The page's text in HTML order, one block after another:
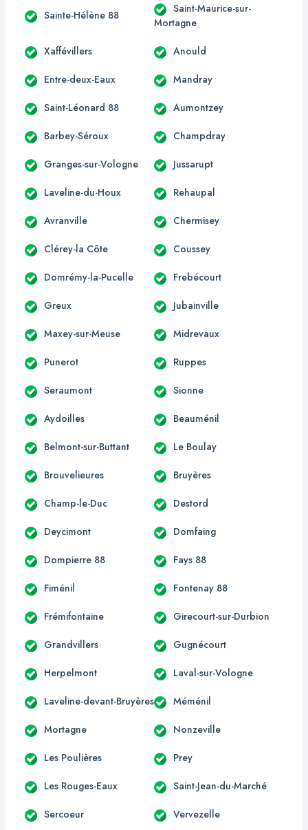
Sainte-Hélène 88
Saint-Maurice-sur-
Mortagne
Xaffévillers Anould
Entre-deux-Eaux Mandray
Saint-Léonard 88 Aumontzey
Barbey-Séroux Champdray
Granges-sur-Vologne Jussarupt
Laveline-du-Houx Rehaupal
Avranville Chermisey
Clérey-la Côte Coussey
Domrémy-la-Pucelle Frebécourt
Greux Jubainville
Maxey-sur-Meuse Midrevaux
Punerot Ruppes
Seraumont Sionne
Aydoilles Beauménil
Belmont-sur-Buttant Le Boulay
Brouvelieures Bruyères
Champ-le-Duc Destord
Deycimont Domfaing
Dompierre 88 Fays 88
Fiménil Fontenay 88
Frémifontaine Girecourt-sur-Durbion
Grandvillers Gugnécourt
Herpelmont Laval-sur-Vologne
Laveline-devant-Bruyères Méménil
Mortagne Nonzeville
Les Poulières Prey
Les Rouges-Eaux Saint-Jean-du-Marché
Sercoeur Vervezelle